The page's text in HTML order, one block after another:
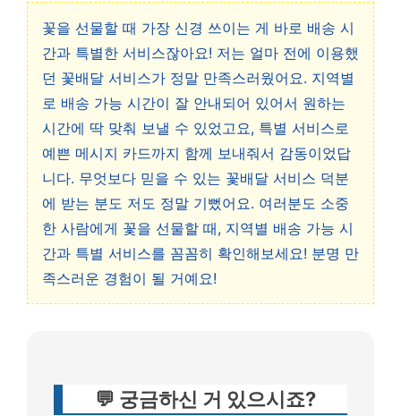
꽃을 선물할 때 가장 신경 쓰이는 게 바로 배송 시
간과 특별한 서비스잖아요! 저는 얼마 전에 이용했
던 꽃배달 서비스가 정말 만족스러웠어요. 지역별
로 배송 가능 시간이 잘 안내되어 있어서 원하는
시간에 딱 맞춰 보낼 수 있었고요, 특별 서비스로
예쁜 메시지 카드까지 함께 보내줘서 감동이었답
니다. 무엇보다 믿을 수 있는 꽃배달 서비스 덕분
에 받는 분도 저도 정말 기뻤어요. 여러분도 소중
한 사람에게 꽃을 선물할 때, 지역별 배송 가능 시
간과 특별 서비스를 꼼꼼히 확인해보세요! 분명 만
족스러운 경험이 될 거예요!
💬 궁금하신 거 있으시죠?